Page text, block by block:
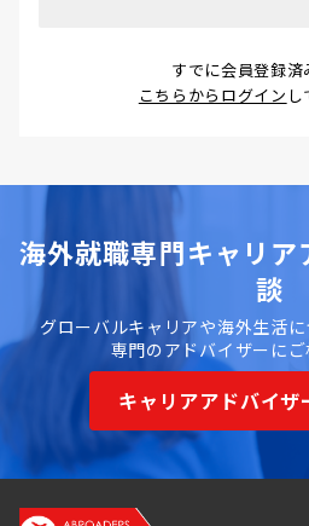
すでに会員登録済
こちらからログイン し
海外就職専門キャリ
談
グローバルキャリアや海外生活に
専門のアドバイザーにご
キャリアアドバイザ